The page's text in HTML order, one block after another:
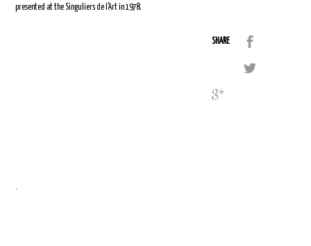
presented at the Singuliers de l’Art in 1978.
SHARE
.